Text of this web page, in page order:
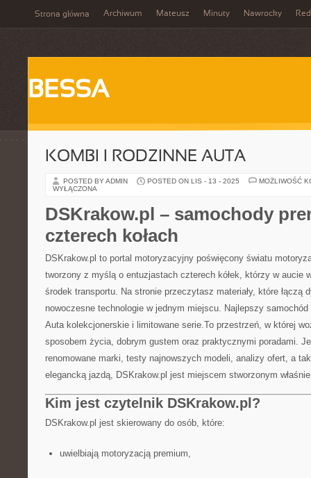
Strona główna Archiwum Mateusz Minuty Nawrocky
BESSA
KOMBI I RODZINNE AUTA
POSTED BY ADMIN POSTED ON LIS - 13 - 2025
MOŻLIWOŚĆ
WYŁĄCZONA
DSKrakow.pl – samochody
czterech kołach
DSKrakow.pl to portal motoryzacyjny poświęcony światu
tworzony z myślą o entuzjastach czterech kółek, którzy w aucie
środek transportu. Na stronie przeczytasz materiały, które łączą
nowoczesne technologie w jednym miejscu. Najlepszy
Auta kolekcjonerskie i limitowane serie.To przestrzeń, w której
sposobem życia, dobrym gustem oraz praktycznymi poradami.
renomowane marki, testy najnowszych modeli, analizy ofert, a
elegancką jazdą, DSKrakow.pl jest miejscem stworzonym
Kim jest czytelnik DSKrakow.pl?
DSKrakow.pl jest skierowany do osób, które:
uwielbiają motoryzacją premium,